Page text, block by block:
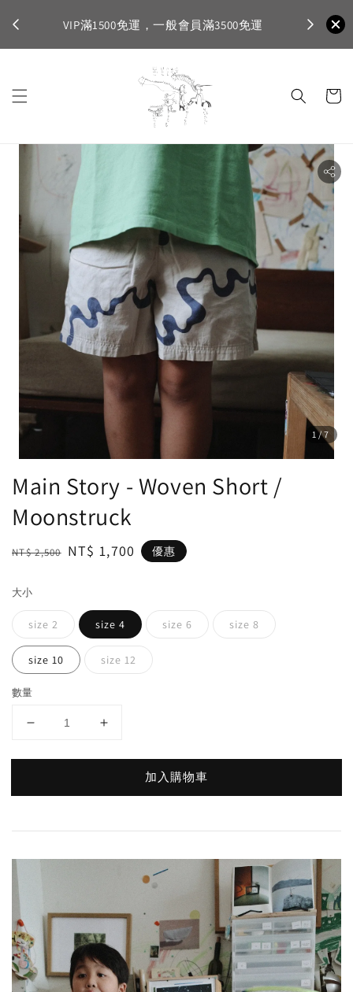
VIP滿1500免運，一般會員滿3500免運
首購登入
1/7
Main Story - Woven Short /
Moonstruck
Regular
NT$ 2,500 Sale
NT$ 1,700 優惠
大小
size 2 size 4 size 6 size 8
size 10 size 12
數量
加入購物車